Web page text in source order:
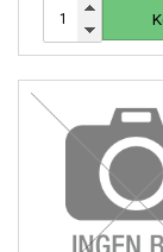
MASKINER OCH
MOTORCYKEL
OLJA OCH KEM